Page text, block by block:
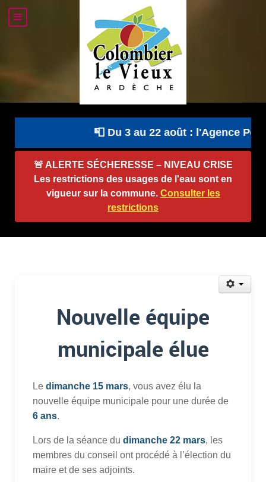
📮 Du 3 au 22 août : l'Agence
🚨 ALERTE SÉCHERESSE – NIVEAU CRISE
Les restrictions des usages de l'eau sont en
vigueur sur la commune. Consulter les
restrictions
Nouvelle équipe
municipale élue
Le dimanche 15 mars, vous avez élu la
nouvelle équipe municipale pour une durée de
6 ans.
Lors de la séance du dimanche 22 mars, les
membres du conseil ont procédé à l’élection du
maire et de ses adjoints.